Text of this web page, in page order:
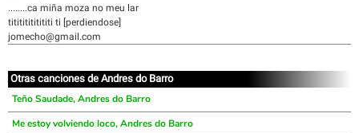
........ca miña moza no meu lar
titititititititi ti [perdiendose]
jomecho@gmail.com
Otras canciones de Andres do Barro
Teño Saudade, Andres do Barro
Me estoy volviendo loco, Andres do Barro